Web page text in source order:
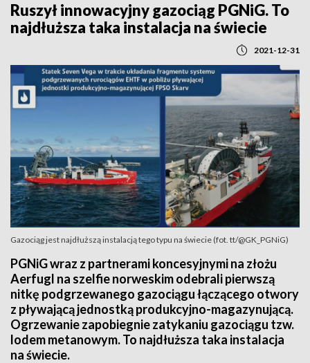
Ruszył innowacyjny gazociąg PGNiG. To
najdłuższa taka instalacja na świecie
2021-12-31
Gazociąg jest najdłuższą instalacją tego typu na świecie (fot. tt/@GK_PGNiG)
PGNiG wraz z partnerami koncesyjnymi na złożu
Aerfugl na szelfie norweskim odebrali pierwszą
nitkę podgrzewanego gazociągu łączącego otwory
z pływającą jednostką produkcyjno-magazynującą.
Ogrzewanie zapobiegnie zatykaniu gazociągu tzw.
lodem metanowym. To najdłuższa taka instalacja
na świecie.